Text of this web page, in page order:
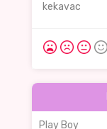
kekavac
Play Boy